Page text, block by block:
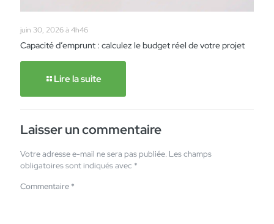
juin 30, 2026 à 4h46
Capacité d’emprunt : calculez le budget réel de votre projet
Lire la suite
Laisser un commentaire
Votre adresse e-mail ne sera pas publiée. Les champs
obligatoires sont indiqués avec *
Commentaire *